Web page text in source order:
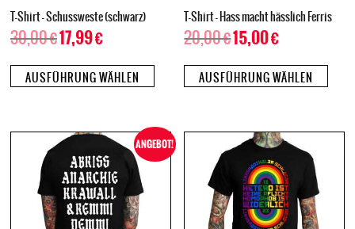
T-Shirt – Schussweste (schwarz)
30,00€17,99€
AUSFÜHRUNG WÄHLEN
T-Shirt – Hass macht hässlich Ferris
20,00€15,00€
AUSFÜHRUNG WÄHLEN
ANGEBOT!